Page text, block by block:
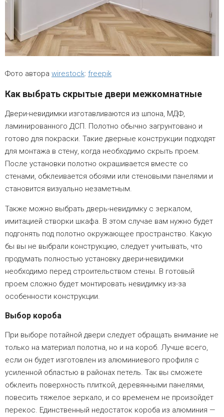
Фото автора wirestock: freepik
Как выбрать скрытые двери межкомнатные
Двери-невидимки изготавливаются из шпона, МДФ,
ламинированного ДСП. Полотно обычно загрунтовано и
готово для покраски. Такие дверные конструкции подходят
для монтажа в стену, когда необходимо скрыть проем.
После установки полотно окрашивается вместе со
стенами, обклеивается обоями или стеновыми панелями и
становится визуально незаметным.
Также можно выбрать дверь-невидимку с зеркалом,
имитацией створки шкафа. В этом случае вам нужно будет
подгонять под полотно окружающее пространство. Какую
бы вы не выбрали конструкцию, следует учитывать, что
продумать полностью установку двери-невидимки
необходимо перед строительством стены. В готовый
проем сложно будет монтировать невидимку из-за
особенности конструкции.
Выбор короба
При выборе потайной двери следует обращать внимание не
только на материал полотна, но и на короб. Лучше всего,
если он будет изготовлен из алюминиевого профиля с
усиленной областью в районах петель. Так вы сможете
обклеить поверхность плиткой, деревянными панелями,
повесить тяжелое зеркало, и со временем не произойдет
перекос. Единственный недостаток короба из алюминия —